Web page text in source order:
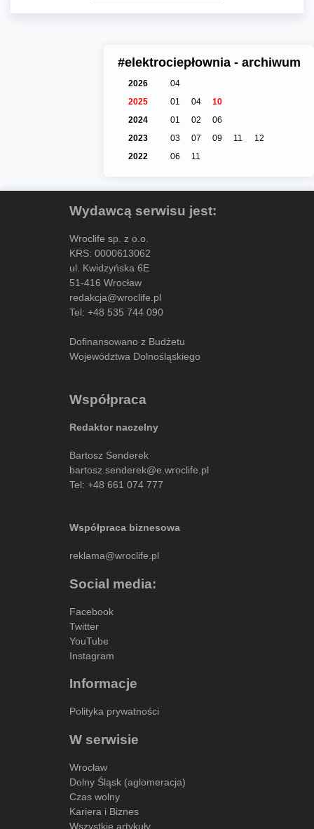
#elektrociepłownia - archiwum
2026
04
2025
01 04
10
2024
01 02
06
2023
03 07 09 11
12
2022
06 11
Wydawcą serwisu jest:
Wroclife sp. z o.o.
KRS: 0000613062
ul. Kwidzyńska 6E
51-416 Wrocław
redakcja@wroclife.pl
Tel: +48 535 744 090
Dofinansowano z Budżetu
Województwa Dolnośląskiego
Współpraca
Redaktor naczelny
Bartosz Senderek
bartosz.senderek@e.wroclife.pl
Tel: +48 661 074 777
Współpraca biznesowa
reklama@wroclife.pl
Social media:
Facebook
Twitter
YouTube
Instagram
Informacje
Polityka prywatności
W serwisie
Wrocław
Dolny Śląsk (aglomeracja)
Czas wolny
Kariera i Biznes
Wszystkie artykuły